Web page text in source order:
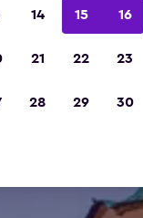
14 15 16
21 22 23
28 29 30